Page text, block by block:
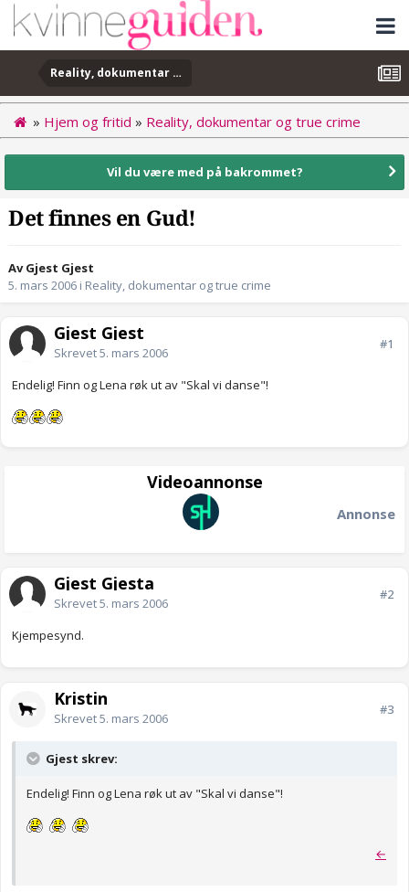
Reality, dokumentar og true crime
» Hjem og fritid » Reality, dokumentar og true crime
Vil du være med på bakrommet?
Det finnes en Gud!
Av Gjest Gjest
5. mars 2006 i Reality, dokumentar og true crime
Gjest Gjest
Skrevet5. mars 2006
#1
Endelig! Finn og Lena røk ut av "Skal vi danse"!
Videoannonse
Annonse
Gjest Gjesta
Skrevet5. mars 2006
#2
Kjempesynd.
Kristin
Skrevet5. mars 2006
#3
Gjest skrev:
Endelig! Finn og Lena røk ut av "Skal vi danse"!
←